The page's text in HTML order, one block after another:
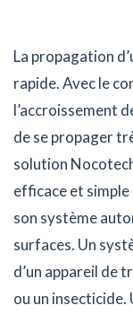
La propagation
rapide. Avec le
l’accroissement
de se propager
solution
efficace et simple
son système
surfaces. Un
d’un appareil de
ou un